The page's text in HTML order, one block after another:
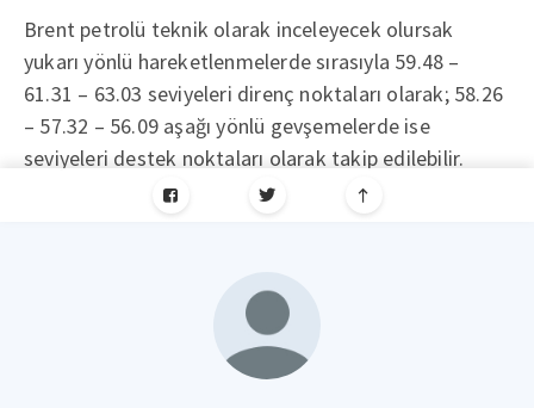
Brent petrolü teknik olarak inceleyecek olursak
yukarı yönlü hareketlenmelerde sırasıyla 59.48 –
61.31 – 63.03 seviyeleri direnç noktaları olarak; 58.26
– 57.32 – 56.09 aşağı yönlü gevşemelerde ise
seviyeleri destek noktaları olarak takip edilebilir.